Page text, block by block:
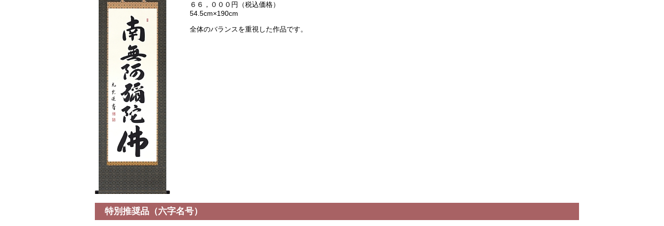
６６，０００円（税込価格）
54.5cm×190cm
全体のバランスを重視した作品です。
特別推奨品（六字名号）